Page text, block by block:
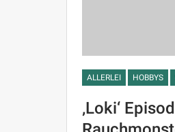
ALLERLEI HOBBYS
‚Loki‘